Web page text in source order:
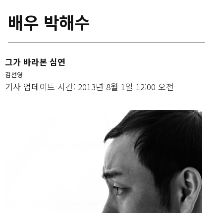
배우 박해수
그가 바라본 심연
김선영
기사 업데이트 시간: 2013년 8월 1일 12:00 오전